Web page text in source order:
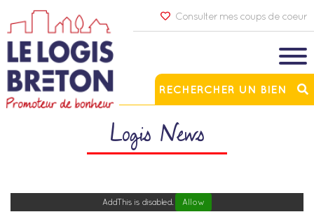
Consulter mes coups de coeur
RECHERCHER UN BIEN
Logis News
AddThis is disabled. Allow